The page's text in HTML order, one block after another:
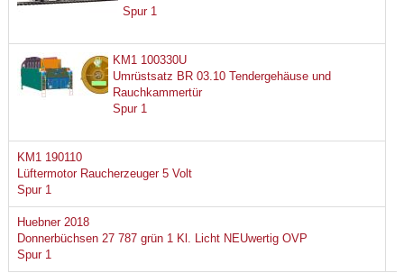
Spur 1
KM1 100330U
Umrüstsatz BR 03.10 Tendergehäuse und
Rauchkammertür
Spur 1
KM1 190110
Lüftermotor Raucherzeuger 5 Volt
Spur 1
Huebner 2018
Donnerbüchsen 27 787 grün 1 Kl. Licht NEUwertig OVP
Spur 1